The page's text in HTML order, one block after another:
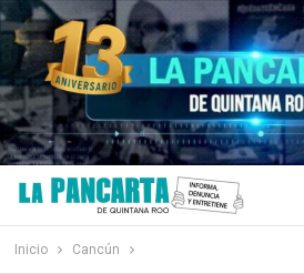
Inicio Cancún